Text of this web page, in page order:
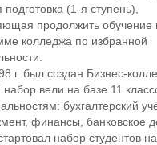
подготовка (1-я ступень),
продолжить обучение
колледжа по избранной
г. был создан Бизнес-
вели на базе 11
бухгалтерский
финансы, банковское
набор студентов